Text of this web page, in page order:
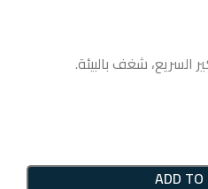
السريع، شغف بالبيئة.
ADD